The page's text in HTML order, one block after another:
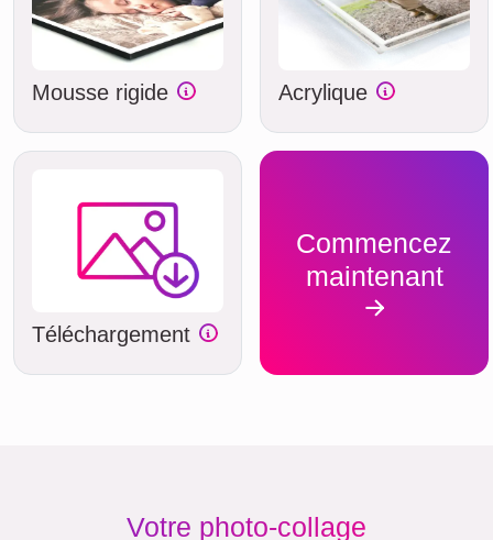
Mousse rigide Acrylique
Téléchargement
Commencez
maintenant
Votre photo-collage